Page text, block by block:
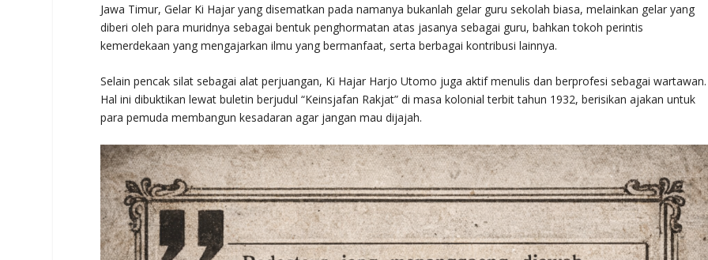
Jawa Timur, Gelar Ki Hajar yang disematkan pada namanya bukanlah gelar guru sekolah biasa, melainkan gelar yang
diberi oleh para muridnya sebagai bentuk penghormatan atas jasanya sebagai guru, bahkan tokoh perintis
kemerdekaan yang mengajarkan ilmu yang bermanfaat, serta berbagai kontribusi lainnya.
Selain pencak silat sebagai alat perjuangan, Ki Hajar Harjo Utomo juga aktif menulis dan berprofesi sebagai wartawan.
Hal ini dibuktikan lewat buletin berjudul “Keinsjafan Rakjat” di masa kolonial terbit tahun 1932, berisikan ajakan untuk
para pemuda membangun kesadaran agar jangan mau dijajah.